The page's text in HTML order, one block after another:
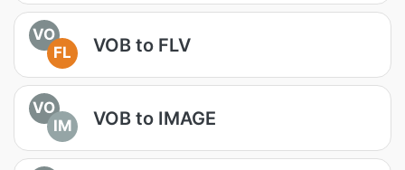
VO
FL
VOB to FLV
VO
IM
VOB to IMAGE